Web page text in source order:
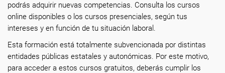
podrás adquirir nuevas competencias. Consulta los cursos
online disponibles o los cursos presenciales, según tus
intereses y en función de tu situación laboral.
Esta formación está totalmente subvencionada por distintas
entidades públicas estatales y autonómicas. Por este motivo,
para acceder a estos cursos gratuitos, deberás cumplir los